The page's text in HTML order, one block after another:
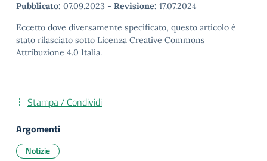
Pubblicato: 07.09.2023 - Revisione: 17.07.2024
Eccetto dove diversamente specificato, questo articolo è
stato rilasciato sotto Licenza Creative Commons
Attribuzione 4.0 Italia.
Stampa / Condividi
Argomenti
Notizie